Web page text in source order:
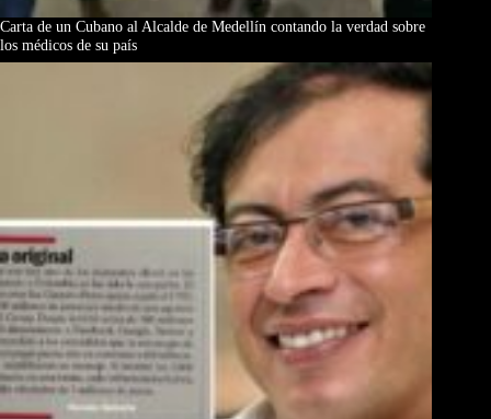
Carta de un Cubano al Alcalde de Medellín contando la verdad sobre
los médicos de su país